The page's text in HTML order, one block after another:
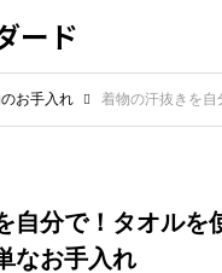
ード
お手入れ 着物の汗抜きを自分で！タオルを使っ
自分で！タオルを
なお手入れ